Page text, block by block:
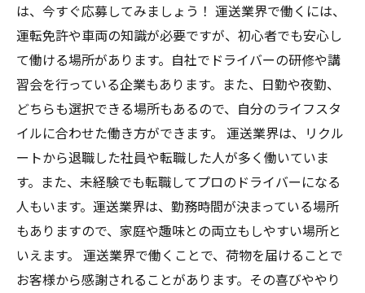
は、今すぐ応募してみましょう！ 運送業界で働くには、
運転免許や車両の知識が必要ですが、初心者でも安心し
て働ける場所があります。自社でドライバーの研修や講
習会を行っている企業もあります。また、日勤や夜勤、
どちらも選択できる場所もあるので、自分のライフスタ
イルに合わせた働き方ができます。 運送業界は、リクル
ートから退職した社員や転職した人が多く働いていま
す。また、未経験でも転職してプロのドライバーになる
人もいます。運送業界は、勤務時間が決まっている場所
もありますので、家庭や趣味との両立もしやすい場所と
いえます。 運送業界で働くことで、荷物を届けることで
お客様から感謝されることがあります。その喜びややり